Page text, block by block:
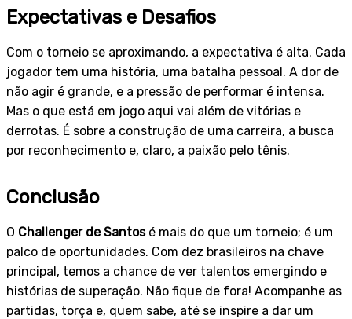
Expectativas e Desafios
Com o torneio se aproximando, a expectativa é alta. Cada
jogador tem uma história, uma batalha pessoal. A dor de
não agir é grande, e a pressão de performar é intensa.
Mas o que está em jogo aqui vai além de vitórias e
derrotas. É sobre a construção de uma carreira, a busca
por reconhecimento e, claro, a paixão pelo tênis.
Conclusão
O Challenger de Santosé mais do que um torneio; é um
palco de oportunidades. Com dez brasileiros na chave
principal, temos a chance de ver talentos emergindo e
histórias de superação. Não fique de fora! Acompanhe as
partidas, torça e, quem sabe, até se inspire a dar um